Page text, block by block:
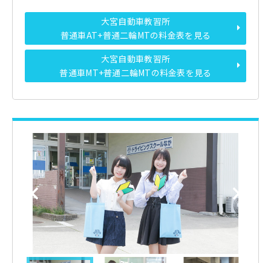
大宮自動車教習所
普通車AT+普通二輪MTの料金表を見る
大宮自動車教習所
普通車MT+普通二輪MTの料金表を見る